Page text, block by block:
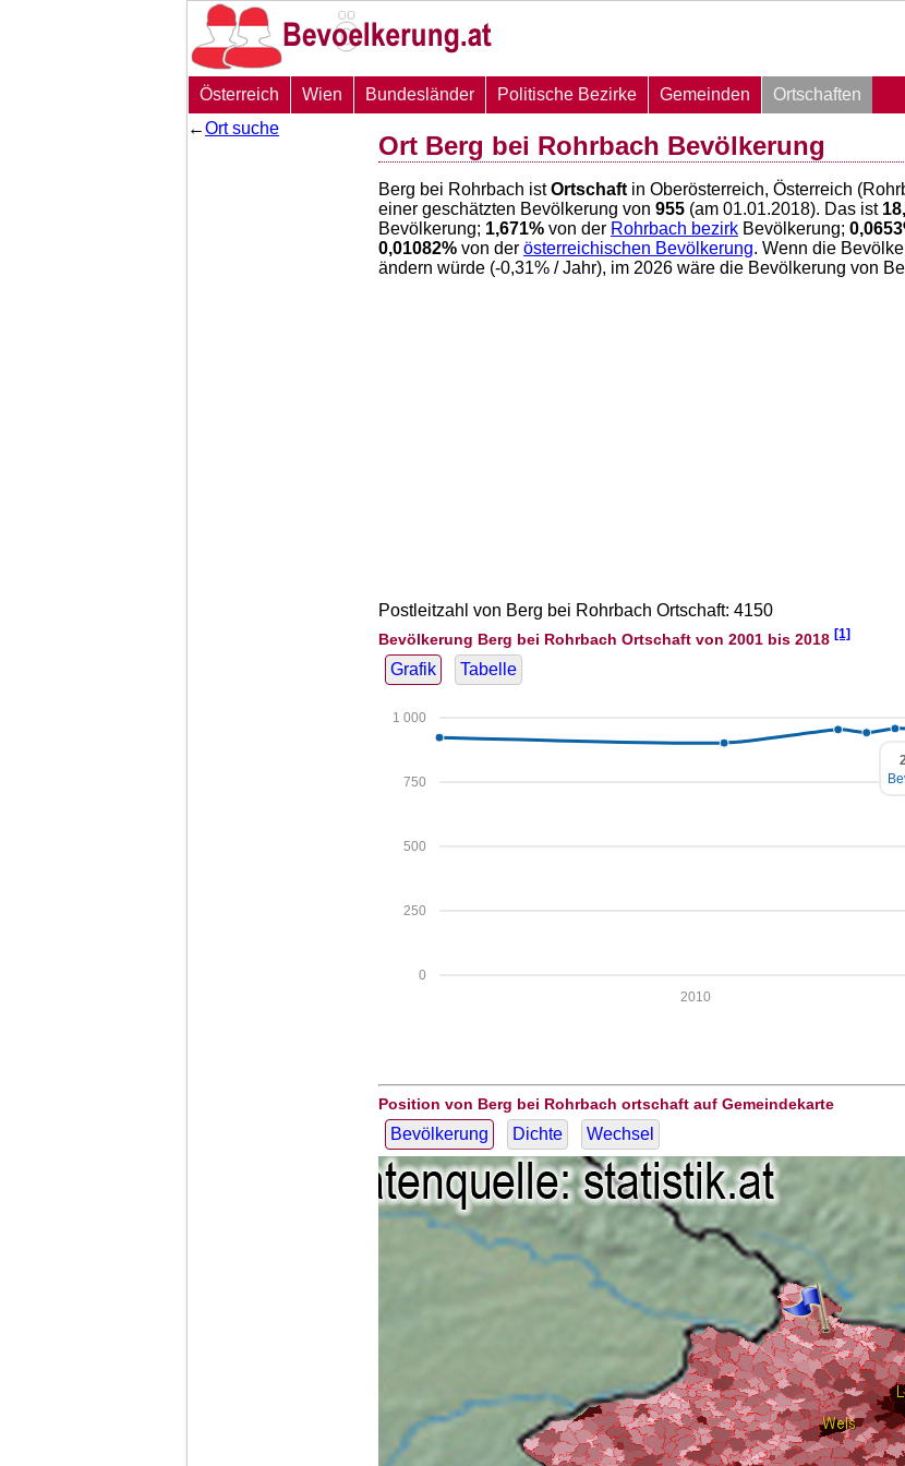
Österreich Wien Bundesländer Politische Bezirke Gemeinden
Ortschaften
←Ort suche
Ort Berg bei Rohrbach Bevölkerung
Berg bei Rohrbach istOrtschaft in Oberösterreich, Österreich
einer geschätzten Bevölkerung von 955 (am 01.01.2018). Das ist
Bevölkerung; 1,671% von der Rohrbach bezirk Bevölkerung; 0,0653
0,01082% von der österreichischen Bevölkerung. Wenn die
ändern würde (-0,31% / Jahr), im 2026 wäre die Bevölkerung von
Postleitzahl von Berg bei Rohrbach Ortschaft: 4150
Bevölkerung Berg bei Rohrbach Ortschaft von 2001 bis 2018 [1]
Grafik Tabelle
0
250
500
750
1 000
2010
Position von Berg bei Rohrbach ortschaft auf Gemeindekarte
Bevölkerung Dichte Wechsel